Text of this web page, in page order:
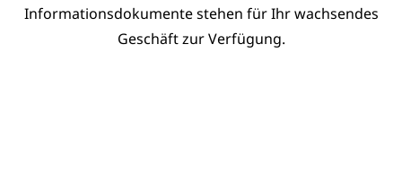
Informationsdokumente stehen für Ihr wachsendes
Geschäft zur Verfügung.